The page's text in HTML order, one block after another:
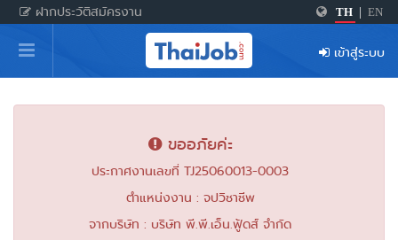
ฝากประวัติสมัครงาน TH EN
หน้าหลัก
ผู้สมัครงาน: เข้าสู่ระบบ
ฝากประวัติสมัครงาน
สำหรับผู้ประกอบการ
เข้าสู่ระบบ
ขออภัยค่ะ
ประกาศงานเลขที่ TJ25060013-0003
ตำแหน่งงาน : จปวิชาชีพ
จากบริษัท : บริษัท พี.พี.เอ็น.ฟู้ดส์ จำกัด